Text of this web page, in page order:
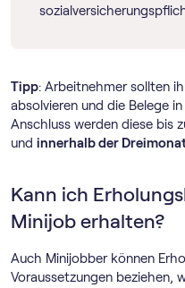
Tipp: Arbeitnehmer sollten
absolvieren und die Belege
Anschluss werden diese bis
und innerhalb der
Kann ich
Minijob erhalten?
Auch Minijobber können
Voraussetzungen beziehen,